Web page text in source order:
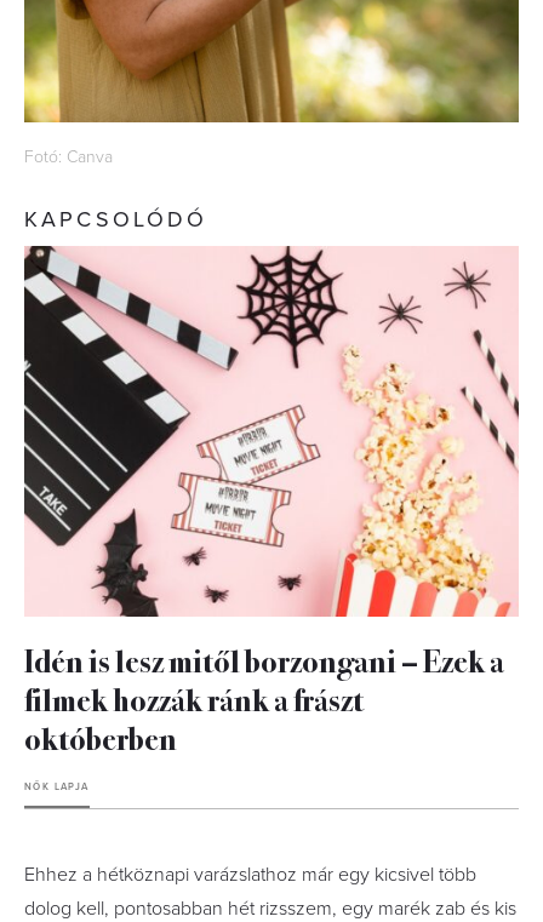
Fotó: Canva
KAPCSOLÓDÓ
Idén is lesz mitől borzongani – Ezek a
filmek hozzák ránk a frászt
októberben
NŐK LAPJA
Ehhez a hétköznapi varázslathoz már egy kicsivel több
dolog kell, pontosabban hét rizsszem, egy marék zab és kis